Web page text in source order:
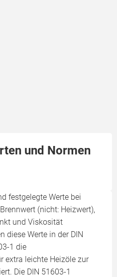
und Normen
festgelegte Werte bei
(nicht: Heizwert),
und Viskosität
diese Werte in der DIN
1 die
extra leichte Heizöle zur
Die DIN 51603-1